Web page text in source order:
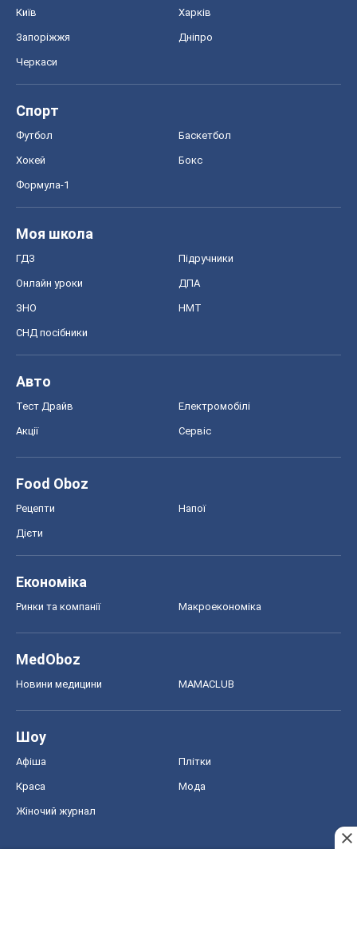
Київ Харків
Запоріжжя Дніпро
Черкаси
Спорт
Футбол Баскетбол
Хокей Бокс
Формула-1
Моя школа
ГДЗ Підручники
Онлайн уроки ДПА
ЗНО НМТ
СНД посібники
Авто
Тест Драйв Електромобілі
Акції Сервіс
Food Oboz
Рецепти Напої
Дієти
Економіка
Ринки та компанії Макроекономіка
MedOboz
Новини медицини MAMACLUB
Шоу
Афіша Плітки
Краса Мода
Жіночий журнал